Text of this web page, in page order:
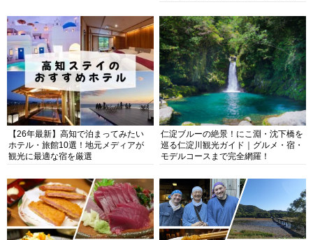
【26年最新】高知で泊まってみたい
ホテル・旅館10選！地元メディアが
観光に最適な宿を厳選
仁淀ブルーの絶景！にこ淵・沈下橋を
巡る仁淀川観光ガイド｜グルメ・宿・
モデルコースまで完全網羅！